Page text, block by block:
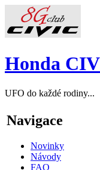
Honda
UFO do každé rodiny...
Navigace
Novinky
Návody
FAQ